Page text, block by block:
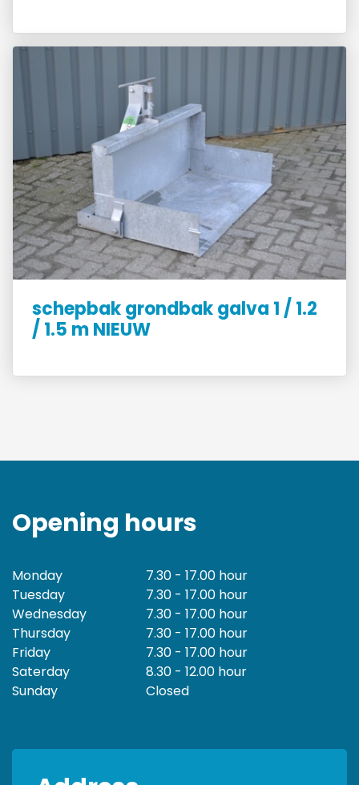
schepbak grondbak galva 1 / 1.2
/ 1.5 m NIEUW
Opening hours
Monday
7.30 - 17.00 hour
Tuesday
7.30 - 17.00 hour
Wednesday
7.30 - 17.00 hour
Thursday
7.30 - 17.00 hour
Friday
7.30 - 17.00 hour
Saterday
8.30 - 12.00 hour
Sunday
Closed